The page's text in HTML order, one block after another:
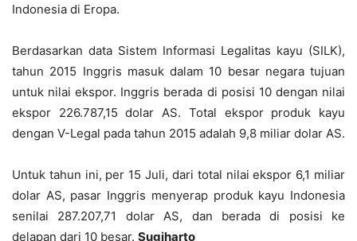
Indonesia di Eropa.
Berdasarkan data Sistem Informasi Legalitas kayu (SILK),
tahun 2015 Inggris masuk dalam 10 besar negara tujuan
untuk nilai ekspor. Inggris berada di posisi 10 dengan nilai
ekspor 226.787,15 dolar AS. Total ekspor produk kayu
dengan V-Legal pada tahun 2015 adalah 9,8 miliar dolar AS.
Untuk tahun ini, per 15 Juli, dari total nilai ekspor 6,1 miliar
dolar AS, pasar Inggris menyerap produk kayu Indonesia
senilai 287.207,71 dolar AS, dan berada di posisi ke
delapan dari 10 besar. Sugiharto